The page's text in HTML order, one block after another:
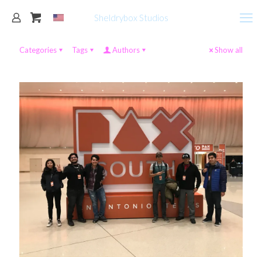
Sheldrybox Studios
Categories Tags Authors Show all